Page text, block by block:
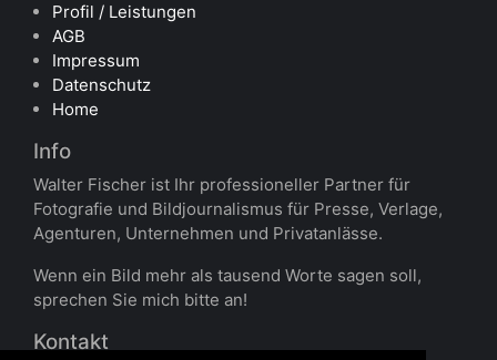
Profil / Leistungen
AGB
Impressum
Datenschutz
Home
Info
Walter Fischer ist Ihr professioneller Partner für
Fotografie und Bildjournalismus für Presse, Verlage,
Agenturen, Unternehmen und Privatanlässe.
Wenn ein Bild mehr als tausend Worte sagen soll,
sprechen Sie mich bitte an!
Kontakt